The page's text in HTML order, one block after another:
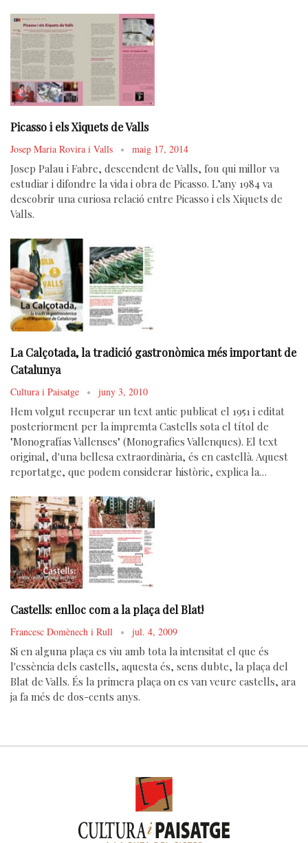
Picasso i els Xiquets de Valls
Josep Maria Rovira i Valls maig 17, 2014
Josep Palau i Fabre, descendent de Valls, fou qui millor va
estudiar i difondre la vida i obra de Picasso. L’any 1984 va
descobrir una curiosa relació entre Picasso i els Xiquets de
Valls.
La Calçotada, la tradició gastronòmica més important de
Catalunya
Cultura i Paisatge juny 3, 2010
Hem volgut recuperar un text antic publicat el 1951 i editat
posteriorment per la impremta Castells sota el títol de
"Monografías Vallenses" (Monografies Vallenques). El text
original, d'una bellesa extraordinària, és en castellà. Aquest
reportatge, que podem considerar històric, explica la…
Castells: enlloc com a la plaça del Blat!
Francesc Domènech i Rull jul. 4, 2009
Si en alguna plaça es viu amb tota la intensitat el que és
l'essència dels castells, aquesta és, sens dubte, la plaça del
Blat de Valls. És la primera plaça on es van veure castells, ara
ja fa més de dos-cents anys.